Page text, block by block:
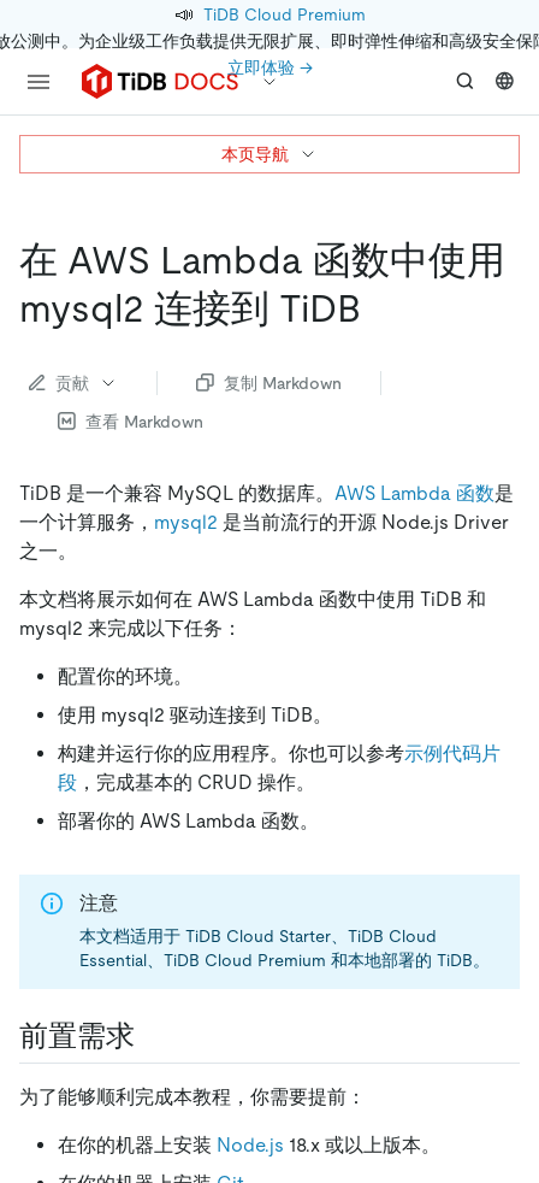
📣 TiDB Cloud Premium
公测中。为企业级工作负载提供无限扩展、即时弹性伸缩和高级安全保
立即体验 →
在 AWS Lambda 函数中使用
mysql2 连接到 TiDB
贡献
复制 Markdown
查看 Markdown
TiDB 是一个兼容 MySQL 的数据库。 AWS Lambda 函数是
一个计算服务， mysql2 是当前流行的开源 Node.js Driver
之一。
本文档将展示如何在 AWS Lambda 函数中使用 TiDB 和
mysql2 来完成以下任务：
配置你的环境。
使用 mysql2 驱动连接到 TiDB。
构建并运行你的应用程序。你也可以参考示例代码片
段 ，完成基本的 CRUD 操作。
部署你的 AWS Lambda 函数。
注意
本文档适用于 TiDB Cloud Starter、TiDB Cloud
Essential、TiDB Cloud Premium 和本地部署的 TiDB。
前置需求
为了能够顺利完成本教程，你需要提前：
在你的机器上安装 Node.js 18.x 或以上版本。
本页导航